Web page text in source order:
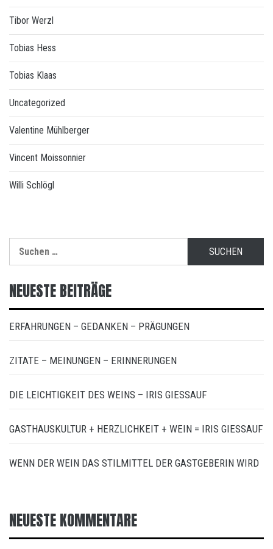
Tibor Werzl
Tobias Hess
Tobias Klaas
Uncategorized
Valentine Mühlberger
Vincent Moissonnier
Willi Schlögl
nach:
NEUESTE BEITRÄGE
ERFAHRUNGEN – GEDANKEN – PRÄGUNGEN
ZITATE – MEINUNGEN – ERINNERUNGEN
DIE LEICHTIGKEIT DES WEINS – IRIS GIESSAUF
GASTHAUSKULTUR + HERZLICHKEIT + WEIN = IRIS GIESSAUF
WENN DER WEIN DAS STILMITTEL DER GASTGEBERIN WIRD
NEUESTE KOMMENTARE